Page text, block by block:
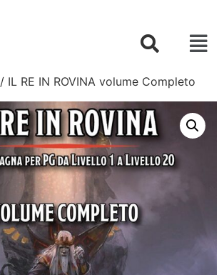
/ IL RE IN ROVINA volume Completo